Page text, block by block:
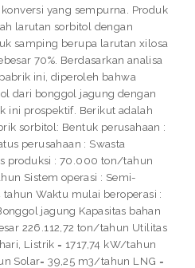
yang sempurna. Produk
larutan sorbitol dengan
samping berupa larutan xilosa
70%. Berdasarkan analisa
ini, diperoleh bahwa
dari bonggol jagung dengan
ini prospektif. Berikut adalah
sorbitol: Bentuk perusahaan :
perusahaan : Swasta
produksi : 70.000 ton/tahun
Sistem operasi : Semi-
tahun Waktu mulai beroperasi :
jagung Kapasitas bahan
226.112,72 ton/tahun Utilitas
Listrik = 1717,74 kW/tahun
Solar= 39,25 m3/tahun LNG =